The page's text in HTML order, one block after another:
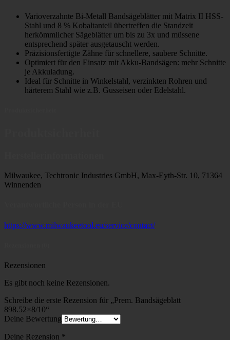
Varioverzahnte Bi-Metall Bandsägeblätter mit Matrix II HSS-
Stahl und 8 % Kobaltanteil übertreffen die Standzeit
herkömmlicher Sägeblätter um bis zu 3x und müssene
entsprechend später ausgetauscht werden.
Präzisionsfertigte Zähne für schnellere, saubere Schnitte.
Optimiert für den Einsatz mit Akku-Bandsägen: mehr Schnitte
je Akkuladung.
Ideal für Schnitte in Winkelstahl, verzinkten Rohren und
härterem Stahl wie z.B. Gusseisen oder Edelstahl.
Milwaukee, Techtronic Industries GmbH, Max-Eyth-Str. 10, 71364
Winnenden
https://www.milwaukeetool.eu/service/contact/
Rezensionen
Es gibt noch keine Rezensionen.
Schreibe die erste Rezension für „Prem. Bandsägeblatt
898.52×8/10“
Deine Bewertung
Deine Rezension *